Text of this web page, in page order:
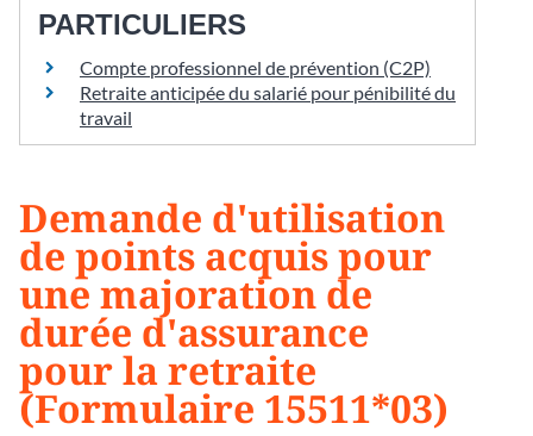
PARTICULIERS
Compte professionnel de prévention (C2P)
Retraite anticipée du salarié pour pénibilité du
travail
Demande d'utilisation
de points acquis pour
une majoration de
durée d'assurance
pour la retraite
(Formulaire 15511*03)